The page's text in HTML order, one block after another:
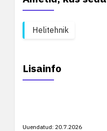
Helitehnik
Lisainfo
Uuendatud: 20.7.2026